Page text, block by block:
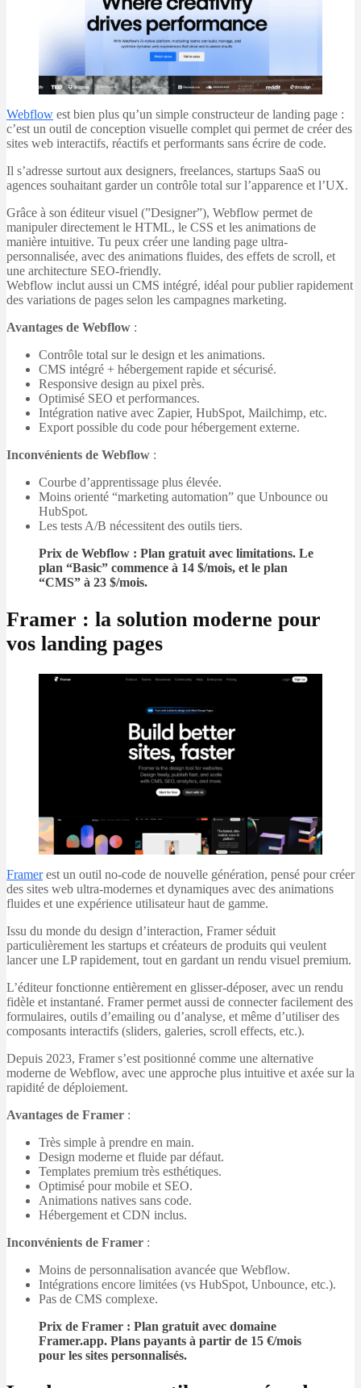
Webflow est bien plus qu’un simple constructeur de landing page :
c’est un outil de conception visuelle complet qui permet de créer des
sites web interactifs, réactifs et performants sans écrire de code.
Il s’adresse surtout aux designers, freelances, startups SaaS ou
agences souhaitant garder un contrôle total sur l’apparence et l’UX.
Grâce à son éditeur visuel (”Designer”), Webflow permet de
manipuler directement le HTML, le CSS et les animations de
manière intuitive. Tu peux créer une landing page ultra-
personnalisée, avec des animations fluides, des effets de scroll, et
une architecture SEO-friendly.
Webflow inclut aussi un CMS intégré, idéal pour publier rapidement
des variations de pages selon les campagnes marketing.
Avantages de Webflow :
Contrôle total sur le design et les animations.
CMS intégré + hébergement rapide et sécurisé.
Responsive design au pixel près.
Optimisé SEO et performances.
Intégration native avec Zapier, HubSpot, Mailchimp, etc.
Export possible du code pour hébergement externe.
Inconvénients de Webflow :
Courbe d’apprentissage plus élevée.
Moins orienté “marketing automation” que Unbounce ou
HubSpot.
Les tests A/B nécessitent des outils tiers.
Prix de Webflow : Plan gratuit avec limitations. Le
plan “Basic” commence à 14 $/mois, et le plan
“CMS” à 23 $/mois.
Framer : la solution moderne pour
vos landing pages
Framerest un outil no-code de nouvelle génération, pensé pour créer
des sites web ultra-modernes et dynamiques avec des animations
fluides et une expérience utilisateur haut de gamme.
Issu du monde du design d’interaction, Framer séduit
particulièrement les startups et créateurs de produits qui veulent
lancer une LP rapidement, tout en gardant un rendu visuel premium.
L’éditeur fonctionne entièrement en glisser-déposer, avec un rendu
fidèle et instantané. Framer permet aussi de connecter facilement des
formulaires, outils d’emailing ou d’analyse, et même d’utiliser des
composants interactifs (sliders, galeries, scroll effects, etc.).
Depuis 2023, Framer s’est positionné comme une alternative
moderne de Webflow, avec une approche plus intuitive et axée sur la
rapidité de déploiement.
Avantages de Framer :
Très simple à prendre en main.
Design moderne et fluide par défaut.
Templates premium très esthétiques.
Optimisé pour mobile et SEO.
Animations natives sans code.
Hébergement et CDN inclus.
Inconvénients de Framer :
Moins de personnalisation avancée que Webflow.
Intégrations encore limitées (vs HubSpot, Unbounce, etc.).
Pas de CMS complexe.
Prix de Framer : Plan gratuit avec domaine
Framer.app. Plans payants à partir de 15 €/mois
pour les sites personnalisés.